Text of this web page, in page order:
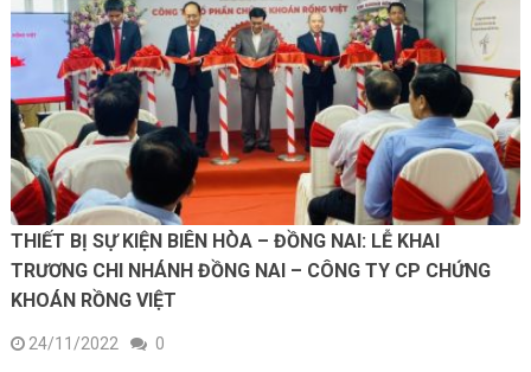
THIẾT BỊ SỰ KIỆN BIÊN HÒA – ĐỒNG NAI: LỄ KHAI
TRƯƠNG CHI NHÁNH ĐỒNG NAI – CÔNG TY CP CHỨNG
KHOÁN RỒNG VIỆT
24/11/2022 0